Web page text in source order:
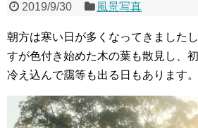
2019/9/30 風景写真
朝方は寒い日が多くなってきました
すが色付き始めた木の葉も散見し、
冷え込んで靄等も出る日もあります。